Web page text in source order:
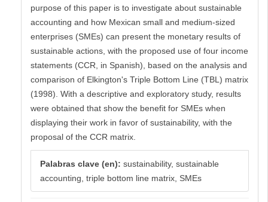
purpose of this paper is to investigate about sustainable
accounting and how Mexican small and medium-sized
enterprises (SMEs) can present the monetary results of
sustainable actions, with the proposed use of four income
statements (CCR, in Spanish), based on the analysis and
comparison of Elkington's Triple Bottom Line (TBL) matrix
(1998). With a descriptive and exploratory study, results
were obtained that show the benefit for SMEs when
displaying their work in favor of sustainability, with the
proposal of the CCR matrix.
Palabras clave (en): sustainability, sustainable
accounting, triple bottom line matrix, SMEs